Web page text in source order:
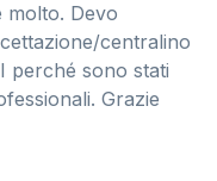
molto. Devo
centralino
perché sono stati
Grazie